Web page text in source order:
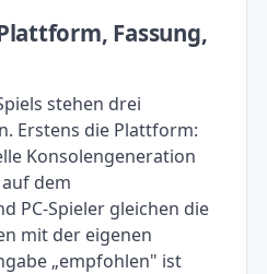
Fassung,
stehen drei
Erstens die Plattform:
Konsolengeneration
dem
PC-Spieler gleichen die
mit der eigenen
„empfohlen" ist